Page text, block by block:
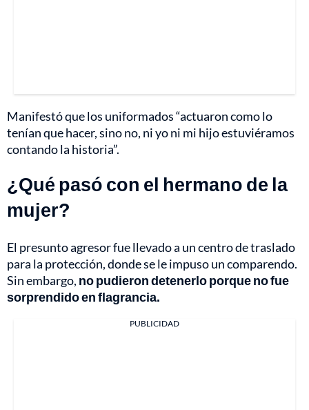
Manifestó que los uniformados “actuaron como lo
tenían que hacer, sino no, ni yo ni mi hijo estuviéramos
contando la historia”.
¿Qué pasó con el hermano de la
mujer?
El presunto agresor fue llevado a un centro de traslado
para la protección, donde se le impuso un comparendo.
Sin embargo, no pudieron detenerlo porque no fue
sorprendido en flagrancia.
PUBLICIDAD